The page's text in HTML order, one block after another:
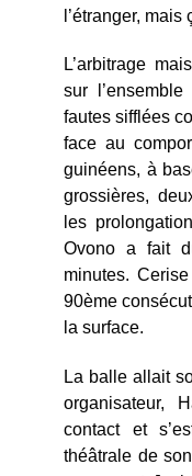
l’étranger,
L’arbitrage
sur
fautes sifflées
face au
guinéens, à
grossières,
les
Ovono a fait
minutes.
90ème
la surface.
La balle allait
organisateur,
contact et
théâtrale de